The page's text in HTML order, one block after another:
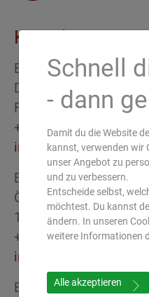
Kontakt
Europäische
Deutschland
Forsthausstrasse 6 ·
+49 (0) 6054 91 31 - 0
info(at)ayurveda-
Europäische Akademie
Österreich
1030 Wien
+43 (0) 650 52 33 337
info(at)ayurveda-
Europäische Akademie
Schnell
- dann
Damit du die Website
kannst, verwenden wir
unser Angebot zu
und zu verbessern.
Entscheide selbst,
möchtest. Du kannst
ändern. In unseren
weitere Informationen
Alle akzeptieren